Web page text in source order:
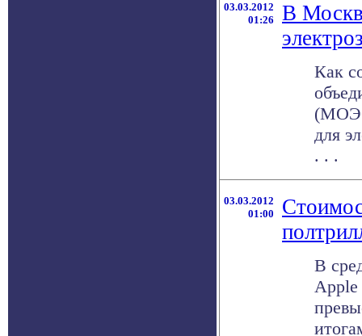
03.03.2012
01:26
В
Как
для
. . .
03.03.2012
01:00
В
Apple